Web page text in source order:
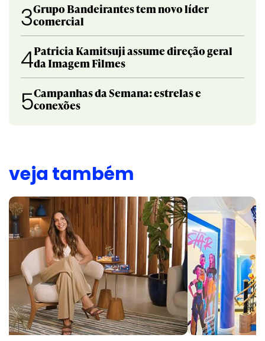
3Grupo Bandeirantes tem novo líder
comercial
4Patricia Kamitsuji assume direção geral
da Imagem Filmes
5Campanhas da Semana: estrelas e
conexões
veja também